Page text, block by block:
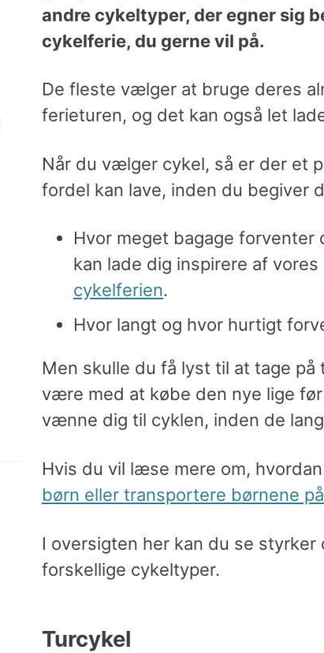
andre cykeltyper, der egner sig
cykelferie, du gerne vil på.
De fleste vælger at bruge deres
ferieturen, og det kan også let
Når du vælger cykel, så er der et
fordel kan lave, inden du begiver
Hvor meget bagage forventer
kan lade dig inspirere af vores
cykelferien.
Hvor langt og hvor hurtigt
Men skulle du få lyst til at tage på
være med at købe den nye lige
vænne dig til cyklen, inden de
Hvis du vil læse mere om,
børn eller transportere børnene
I oversigten her kan du se styrker
forskellige cykeltyper.
Turcykel